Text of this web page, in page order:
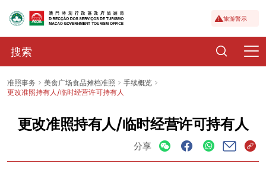
旅游警示
准照事务 美食广场食品摊档准照
手续概览
更改准照持有人/临时经营许可持有人
更改准照持有人/临时经营许可持有人
分享